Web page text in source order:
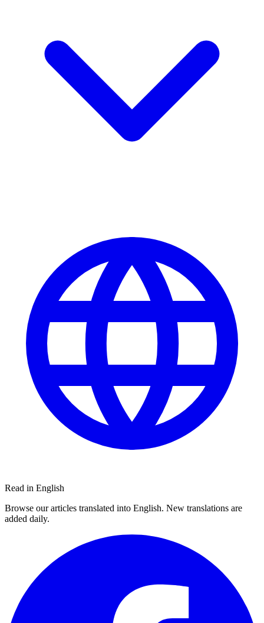
Read in English
Browse our articles translated into English. New translations are
added daily.